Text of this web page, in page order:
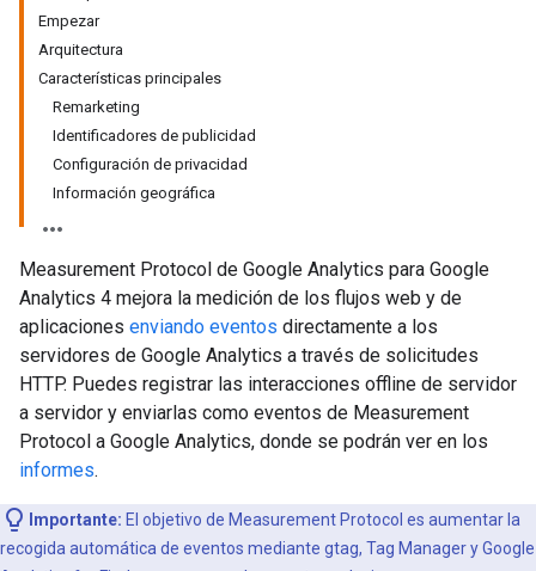
Empezar
Arquitectura
Características principales
Remarketing
Identificadores de publicidad
Configuración de privacidad
Información geográfica
Measurement Protocol de Google Analytics para Google
Analytics 4 mejora la medición de los flujos web y de
aplicaciones enviando eventos directamente a los
servidores de Google Analytics a través de solicitudes
HTTP. Puedes registrar las interacciones offline de servidor
a servidor y enviarlas como eventos de Measurement
Protocol a Google Analytics, donde se podrán ver en los
informes.
Importante: El objetivo de Measurement Protocol es aumentar la
recogida automática de eventos mediante gtag, Tag Manager y Google